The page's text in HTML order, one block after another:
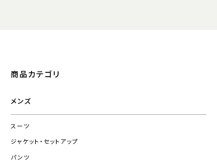
商品カテゴリ
メンズ
スーツ
ジャケット・セットアップ
パンツ